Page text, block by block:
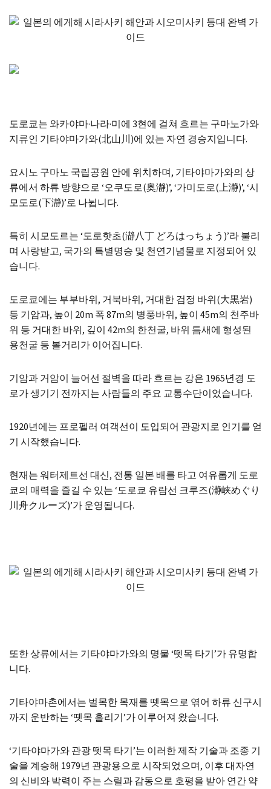
도로쿄는 와카야마·나라·미에 3현에 걸쳐 흐르는 구마노가와
지류인 기타야마가와(北山川)에 있는 자연 경승지입니다.
요시노 구마노 국립공원 안에 위치하며, 기타야마가와의 상
류에서 하류 방향으로 ‘오쿠도로(奥瀞)’, ‘가미도로(上瀞)’, ‘시
모도로(下瀞)’로 나뉩니다.
특히 시모도르는 ‘도로핫초(瀞八丁 どろはっちょう)’라 불리
며 사랑받고, 국가의 특별명승 및 천연기념물로 지정되어 있
습니다.
도로쿄에는 부부바위, 거북바위, 거대한 검정 바위(大黒岩)
등 기암과, 높이 20m 폭 87m의 병풍바위, 높이 45m의 천주바
위 등 거대한 바위, 깊이 42m의 한천굴, 바위 틈새에 형성된
용천굴 등 볼거리가 이어집니다.
기암과 거암이 늘어선 절벽을 따라 흐르는 강은 1965년경 도
로가 생기기 전까지는 사람들의 주요 교통수단이었습니다.
1920년에는 프로펠러 여객선이 도입되어 관광지로 인기를 얻
기 시작했습니다.
현재는 워터제트선 대신, 전통 일본 배를 타고 여유롭게 도로
쿄의 매력을 즐길 수 있는 ‘도로쿄 유람선 크루즈(瀞峡めぐり
川舟クルーズ)’가 운영됩니다.
또한 상류에서는 기타야마가와의 명물 ‘뗏목 타기’가 유명합
니다.
기타야마촌에서는 벌목한 목재를 뗏목으로 엮어 하류 신구시
까지 운반하는 ‘뗏목 흘리기’가 이루어져 왔습니다.
‘기타야마가와 관광 뗏목 타기’는 이러한 제작 기술과 조종 기
술을 계승해 1979년 관광용으로 시작되었으며, 이후 대자연
의 신비와 박력이 주는 스릴과 감동으로 호평을 받아 연간 약